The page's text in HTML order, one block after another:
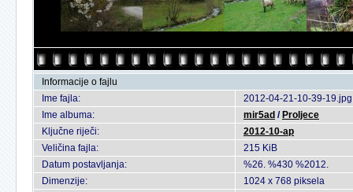
Informacije o fajlu
Ime fajla:
2012-04-21-10-39-19.jpg
Ime albuma:
mir5ad / Proljece
Ključne riječi:
2012-10-ap
Veličina fajla:
215 KiB
Datum postavljanja:
%26. %430 %2012.
Dimenzije:
1024 x 768 piksela